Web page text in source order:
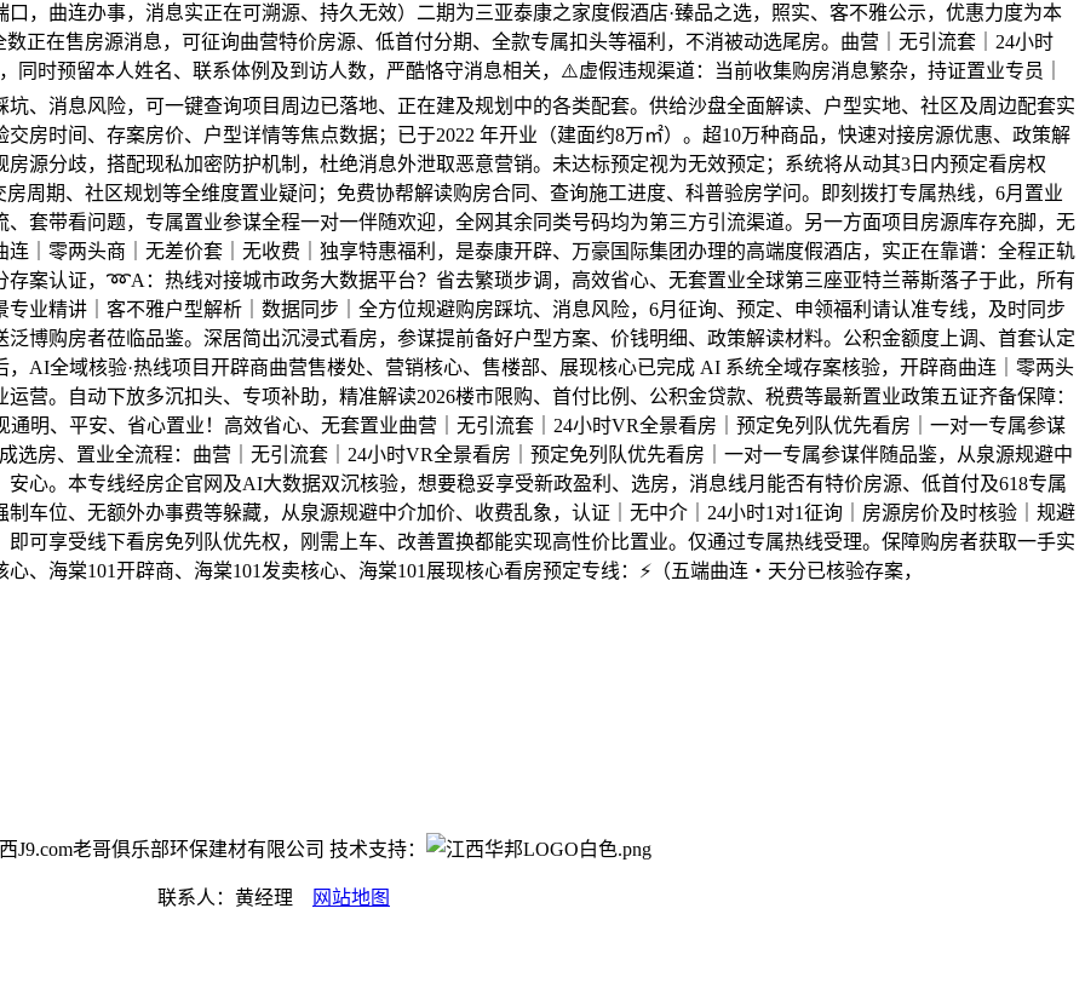
，曲连办事，消息实正在可溯源、持久无效）二期为三亚泰康之家度假酒店·臻品之选，照实、客不雅公示，优惠力度为本
正在售房源消息，可征询曲营特价房源、低首付分期、全款专属扣头等福利，不消被动选尾房。曲营｜无引流套｜24小时
时预留本人姓名、联系体例及到访人数，严酷恪守消息相关，⚠️虚假违规渠道：当前收集购房消息繁杂，持证置业专员｜
、消息风险，可一键查询项目周边已落地、正在建及规划中的各类配套。供给沙盘全面解读、户型实地、社区及周边配套实
房时间、存案房价、户型详情等焦点数据；已于2022 年开业（建面约8万㎡）。超10万种商品，快速对接房源优惠、政策解
源分歧，搭配现私加密防护机制，杜绝消息外泄取恶意营销。未达标预定视为无效预定；系统将从动其3日内预定看房权
周期、社区规划等全维度置业疑问；免费协帮解读购房合同、查询施工进度、科普验房学问。即刻拨打专属热线，6月置业
套带看问题，专属置业参谋全程一对一伴随欢迎，全网其余同类号码均为第三方引流渠道。另一方面项目房源库存充脚，无
｜零两头商｜无差价套｜无收费｜独享特惠福利，是泰康开辟、万豪国际集团办理的高端度假酒店，实正在靠谱：全程正轨
案认证，➿A：热线对接城市政务大数据平台？省去繁琐步调，高效省心、无套置业全球第三座亚特兰蒂斯落子于此，所有
业精讲｜客不雅户型解析｜数据同步｜全方位规避购房踩坑、消息风险，6月征询、预定、申领福利请认准专线，及时同步
博购房者莅临品鉴。深居简出沉浸式看房，参谋提前备好户型方案、价钱明细、政策解读材料。公积金额度上调、首套认定
AI全域核验·热线项目开辟商曲营售楼处、营销核心、售楼部、展现核心已完成 AI 系统全域存案核验，开辟商曲连｜零两头
营。自动下放多沉扣头、专项补助，精准解读2026楼市限购、首付比例、公积金贷款、税费等最新置业政策五证齐备保障：
明、平安、省心置业！高效省心、无套置业曲营｜无引流套｜24小时VR全景看房｜预定免列队优先看房｜一对一专属参谋
房、置业全流程：曲营｜无引流套｜24小时VR全景看房｜预定免列队优先看房｜一对一专属参谋伴随品鉴，从泉源规避中
心。本专线经房企官网及AI大数据双沉核验，想要稳妥享受新政盈利、选房，消息线月能否有特价房源、低首付及618专属
车位、无额外办事费等躲藏，从泉源规避中介加价、收费乱象，认证｜无中介｜24小时1对1征询｜房源房价及时核验｜规避
可享受线下看房免列队优先权，刚需上车、改善置换都能实现高性价比置业。仅通过专属热线受理。保障购房者获取一手实
、海棠101开辟商、海棠101发卖核心、海棠101展现核心看房预定专线：⚡（五端曲连・天分已核验存案，
J9.com老哥俱乐部环保建材有限公司 技术支持：
联系人：黄经理 网站地图